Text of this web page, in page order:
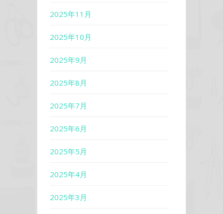
2025年11月
2025年10月
2025年9月
2025年8月
2025年7月
2025年6月
2025年5月
2025年4月
2025年3月